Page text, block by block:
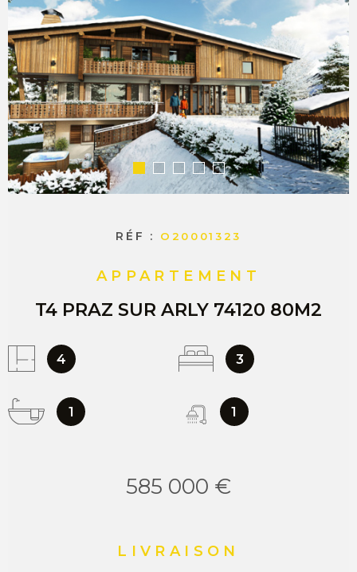
NEUFS
ESTIMER
VENDRE
RÉF : O20001323
APPARTEMENT
T4 PRAZ SUR ARLY 74120 80M2
4 3
1 1
585 000 €
LIVRAISON